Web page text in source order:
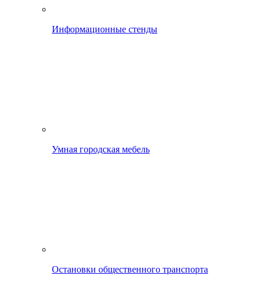
Информационные стенды
Умная городская мебель
Остановки общественного транспорта